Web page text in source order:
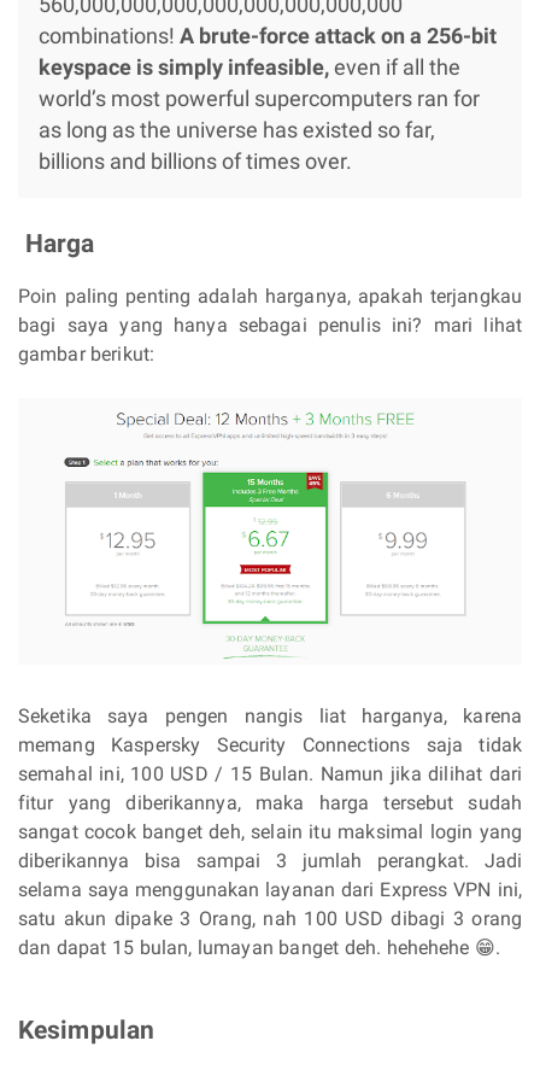
combinations! A brute-force attack on a 256-bit
keyspace is simply infeasible,even if all the
world’s most powerful supercomputers ran for
as long as the universe has existed so far,
billions and billions of times over.
Harga
Poin paling penting adalah harganya, apakah terjangkau
bagi saya yang hanya sebagai penulis ini? mari lihat
gambar berikut:
Seketika saya pengen nangis liat harganya, karena
memang Kaspersky Security Connections saja tidak
semahal ini, 100 USD / 15 Bulan. Namun jika dilihat dari
fitur yang diberikannya, maka harga tersebut sudah
sangat cocok banget deh, selain itu maksimal login yang
diberikannya bisa sampai 3 jumlah perangkat. Jadi
selama saya menggunakan layanan dari Express VPN ini,
satu akun dipake 3 Orang, nah 100 USD dibagi 3 orang
dan dapat 15 bulan, lumayan banget deh. hehehehe 😁.
Kesimpulan